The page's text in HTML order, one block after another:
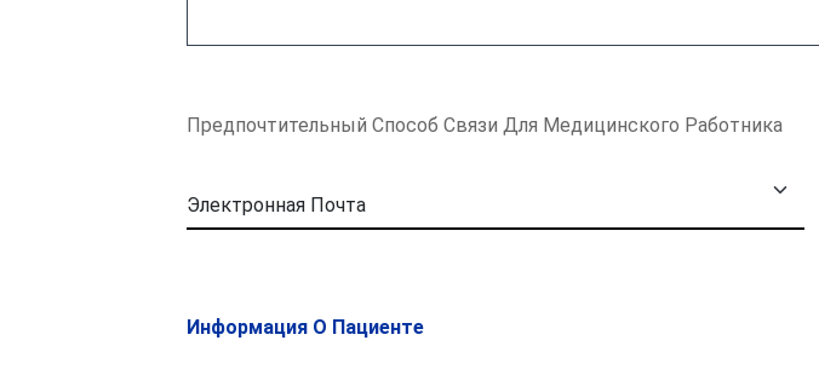
Предпочтительный Способ Связи Для Медицинского Работника
Информация О Пациенте